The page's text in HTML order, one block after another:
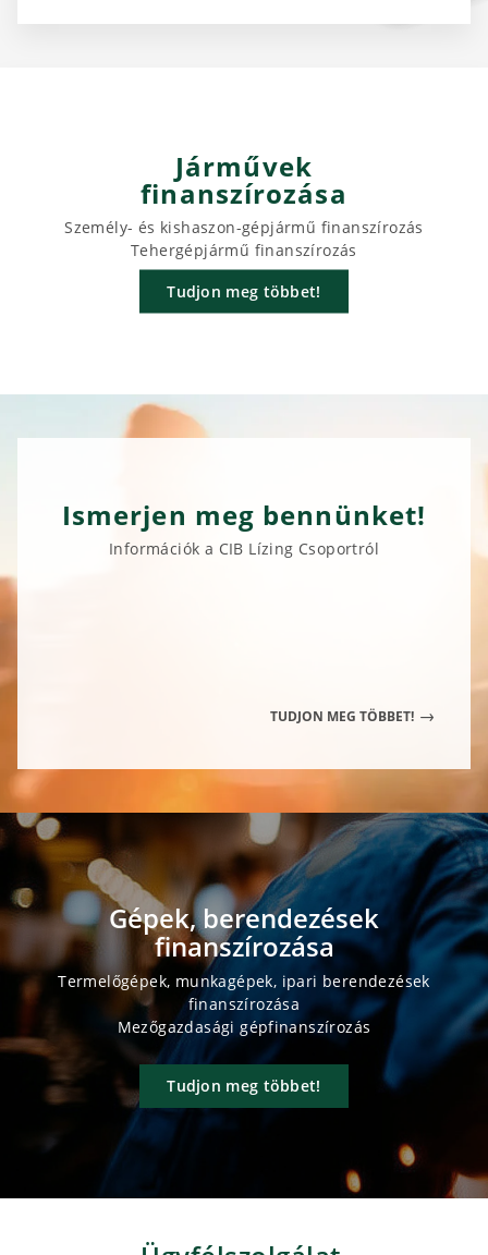
Járművek
finanszírozása
Személy- és kishaszon-gépjármű finanszírozás
Tehergépjármű finanszírozás
Tudjon meg többet!
Ismerjen meg bennünket!
Információk a CIB Lízing Csoportról
TUDJON MEG TÖBBET!
Gépek, berendezések
finanszírozása
Termelőgépek, munkagépek, ipari berendezések
finanszírozása
Mezőgazdasági gépfinanszírozás
Tudjon meg többet!